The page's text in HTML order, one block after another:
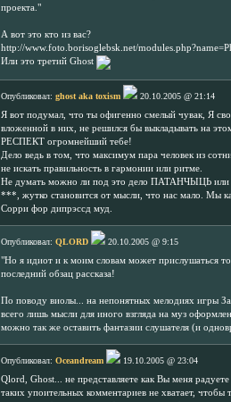
проекта."
А вот это кто из вас?
http://www.foto.borisoglebsk.net/
Или это третий Ghost
Опубликовал: ghost aka toxism
20.10.2005 @ 21:14
Я вот подумал, что ты офигенно смелый чувак, Я
вложенной в них, не решился бы выкладывать на
РЕСПЕКТ огромнейший тебе!
Дело ведь в том, что максимум пара человек из
не искать правильность в гармонии или ритме.
Не думать можно ли под это дело ПАТАНЧЫЦЬ или
***, жутко становится от мысли, что нас мало. Мы
Сорри фор дипрэссд муд.
Опубликовал: QLORD
20.10.2005 @ 9:15
"Но я идиот и к моим словам может прислушаться
последний обзац рассказа!
По поводу виолы... на непонятных мелодиях игры
всего лишь мысли для иного взгляда на муз
можно так же оставить фантазии слушателя (и
Опубликовал: Oceandream
19.10.2005 @ 23:04
Qlord, Ghost... не представляете как Вы меня
таких упоительных комментариев не хватает, чтобы